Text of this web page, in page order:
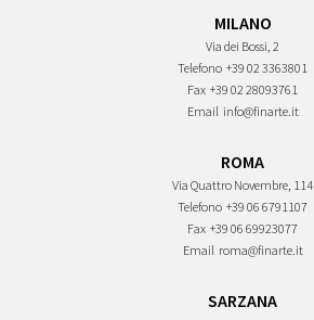
MILANO
Via dei Bossi, 2
Telefono +39 02 3363801
Fax +39 02 28093761
Email info@finarte.it
ROMA
Via Quattro Novembre, 114
Telefono +39 06 6791107
Fax +39 06 69923077
Email roma@finarte.it
SARZANA